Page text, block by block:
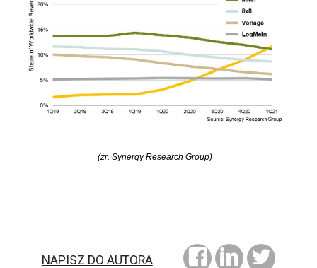
(źr. Synergy Research Group)
NAPISZ DO AUTORA